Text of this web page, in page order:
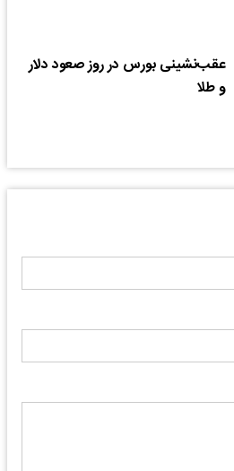
عقب‌نشینی بورس در روز صعود دلار
و طلا